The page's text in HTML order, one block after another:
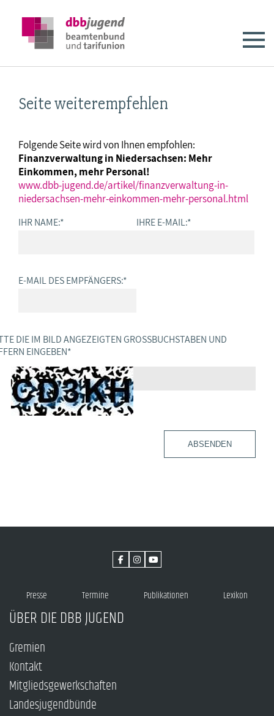
Seite weiterempfehlen
Folgende Seite wird von Ihnen empfohlen:
Finanzverwaltung in Niedersachsen: Mehr
Einkommen, mehr Personal!
www.dbb-jugend.de/artikel/finanzverwaltung-in-
niedersachsen-mehr-einkommen-mehr-personal.html
IHR NAME:* IHRE E-MAIL:*
E-MAIL DES EMPFÄNGERS:*
DIE IM BILD ANGEZEIGTEN GROSSBUCHSTABEN UND Z
EINGEBEN *
ABSENDEN
Presse Termine Publikationen Lexikon
ÜBER DIE DBB JUGEND
Gremien
Kontakt
Mitgliedsgewerkschaften
Landesjugendbünde